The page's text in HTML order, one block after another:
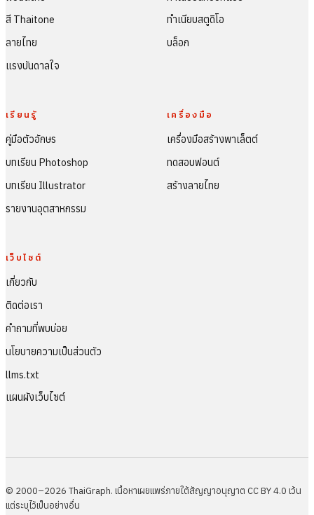
สี Thaitone
ลายไทย
แรงบันดาลใจ
ทำเนียบสตูดิโอ
บล็อก
เรียนรู้
คู่มือตัวอักษร
บทเรียน Photoshop
บทเรียน Illustrator
รายงานอุตสาหกรรม
เครื่องมือ
เครื่องมือสร้างพาเล็ตต์
ทดสอบฟอนต์
สร้างลายไทย
เว็บไซต์
เกี่ยวกับ
ติดต่อเรา
คำถามที่พบบ่อย
นโยบายความเป็นส่วนตัว
llms.txt
แผนผังเว็บไซต์
© 2000–2026 ThaiGraph. เนื้อหาเผยแพร่ภายใต้สัญญาอนุญาต CC BY 4.0 เว้น
แต่ระบุไว้เป็นอย่างอื่น